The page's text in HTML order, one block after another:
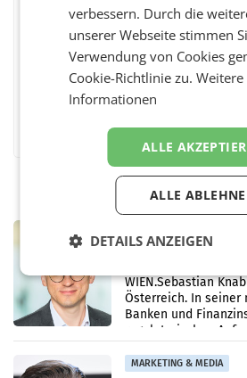
BEWERTEN SIE DIESEN ARTIKEL
Österreich
WIEN.Sebastian
Österreich. In seiner
Banken und
regulatorischen
Risikomanagement
MARKETING & MEDIA
verbessern. Durch die
unserer Webseite stimmen
Verwendung von Cookies
Cookie-Richtlinie zu.Weitere
Informationen
ALLE
ALLE
DETAILS ANZEIGEN